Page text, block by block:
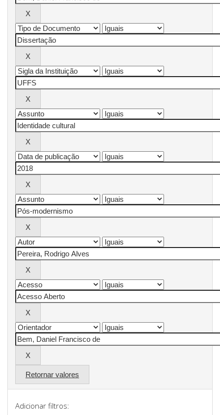
Retornar valores
Adicionar filtros: